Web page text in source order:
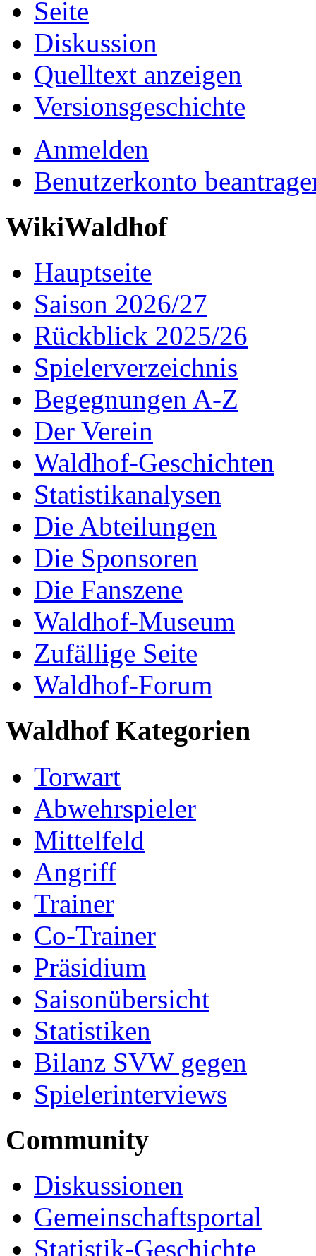
Seite
Diskussion
Quelltext anzeigen
Versionsgeschichte
Anmelden
Benutzerkonto
WikiWaldhof
Hauptseite
Saison 2026/27
Rückblick 2025/26
Spielerverzeichnis
Begegnungen A-Z
Der Verein
Waldhof-Geschichten
Statistikanalysen
Die Abteilungen
Die Sponsoren
Die Fanszene
Waldhof-Museum
Zufällige Seite
Waldhof-Forum
Waldhof Kategorien
Torwart
Abwehrspieler
Mittelfeld
Angriff
Trainer
Co-Trainer
Präsidium
Saisonübersicht
Statistiken
Bilanz SVW gegen
Spielerinterviews
Community
Diskussionen
Gemeinschaftsportal
Statistik-Geschichte